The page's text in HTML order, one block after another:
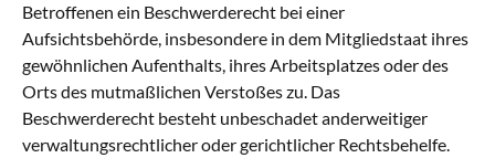
Betroffenen ein Beschwerderecht bei einer
Aufsichtsbehörde, insbesondere in dem Mitgliedstaat ihres
gewöhnlichen Aufenthalts, ihres Arbeitsplatzes oder des
Orts des mutmaßlichen Verstoßes zu. Das
Beschwerderecht besteht unbeschadet anderweitiger
verwaltungsrechtlicher oder gerichtlicher Rechtsbehelfe.